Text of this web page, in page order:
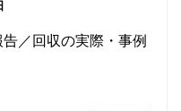
／回収の実際・事例